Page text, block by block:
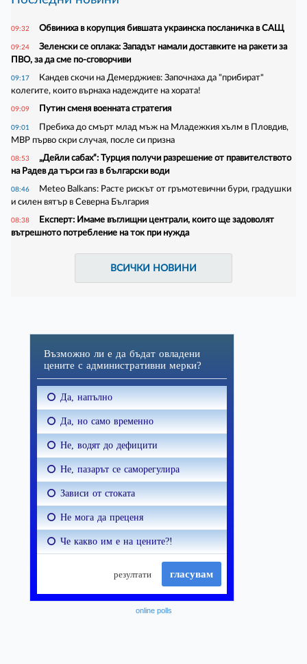
09:32 Обвиниха в корупция бившата украинска посланичка в САЩ
09:24
Зеленски се оплака: Западът намали доставките на ракети за
ПВО, за да сме по-сговорчиви
09:17
Кандев скочи на Демерджиев: Започнаха да "прибират"
колегите, които върнаха надеждите на хората!
09:09 Путин сменя военната стратегия
09:01
Пребиха до смърт млад мъж на Младежкия хълм в Пловдив,
МВР първо скри случая, после си призна
08:53
„Дейли сабах“: Турция получи разрешение от правителството
на Радев да търси газ в български води
08:46
Meteo Balkans: Расте рискът от гръмотевични бури, градушки
и силен вятър в Северна България
08:38
Експерт: Имаме въглищни централи, които ще задоволят
вътрешното потребление на ток при нужда
ВСИЧКИ НОВИНИ
online polls